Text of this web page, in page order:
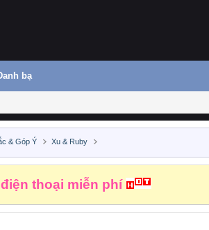
bạ
& Góp Ý Xu & Ruby
thoại miễn phí